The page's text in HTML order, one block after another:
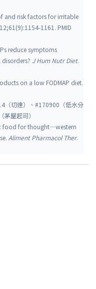
and risk factors for irritable
1161. PMID
reduce symptoms
J Hum Nutr Diet.
on a low FODMAP diet.
（切達）、#170900（低水分
屋起司）
food for thought—western
Aliment Pharmacol Ther.